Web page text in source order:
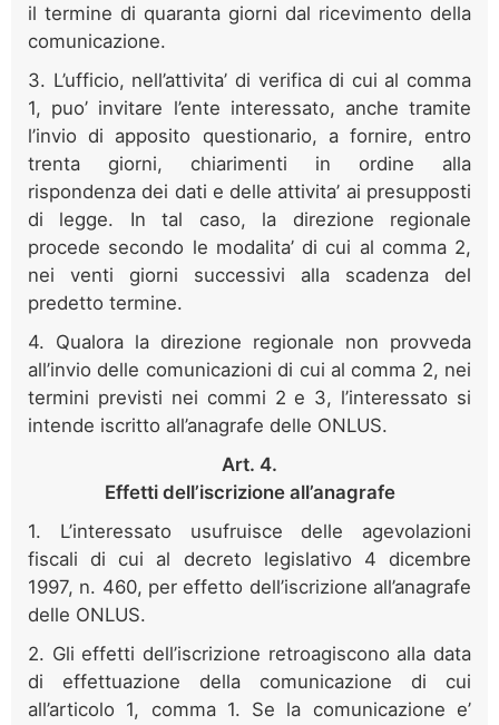
il termine di quaranta giorni dal ricevimento della
comunicazione.
3. L’ufficio, nell’attivita’ di verifica di cui al comma
1, puo’ invitare l’ente interessato, anche tramite
l’invio di apposito questionario, a fornire, entro
trenta giorni, chiarimenti in ordine alla
rispondenza dei dati e delle attivita’ ai presupposti
di legge. In tal caso, la direzione regionale
procede secondo le modalita’ di cui al comma 2,
nei venti giorni successivi alla scadenza del
predetto termine.
4. Qualora la direzione regionale non provveda
all’invio delle comunicazioni di cui al comma 2, nei
termini previsti nei commi 2 e 3, l’interessato si
intende iscritto all’anagrafe delle ONLUS.
Art. 4.
Effetti dell’iscrizione all’anagrafe
1. L’interessato usufruisce delle agevolazioni
fiscali di cui al decreto legislativo 4 dicembre
1997, n. 460, per effetto dell’iscrizione all’anagrafe
delle ONLUS.
2. Gli effetti dell’iscrizione retroagiscono alla data
di effettuazione della comunicazione di cui
all’articolo 1, comma 1. Se la comunicazione e’